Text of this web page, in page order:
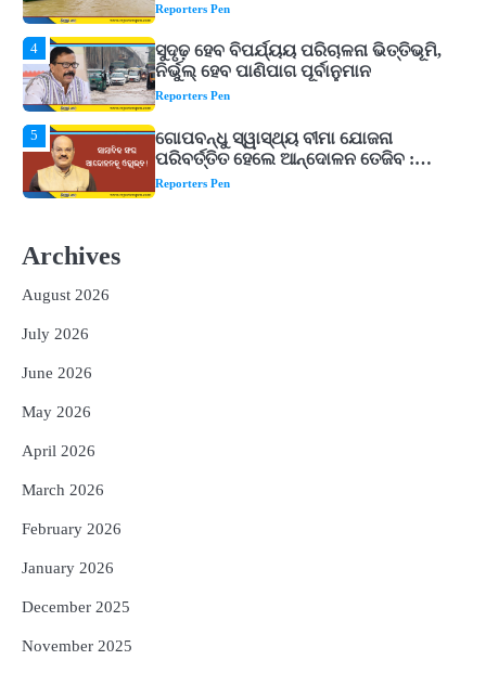
Reporters Pen
5
ଗୋପବନ୍ଧୁ ସ୍ୱାସ୍ଥ୍ୟ ବୀମା ଯୋଜନା
ପରିବର୍ତ୍ତିତ ହେଲେ ଆନ୍ଦୋଳନ ତେଜିବ :
ଉତ୍କଳ ସାମ୍ବାଦିକ ସଂଘ
Reporters Pen
1
Shiva Mantras Sawan 2026: ଶ୍ରାବଣରେ
ନିୟମିତ ଜପ କରନ୍ତୁ ଭଗବାନ ଶିବଙ୍କ ଏହି
୩ଟି ଶକ୍ତିଶାଳୀ ମନ୍ତ୍ର, ଦୂର ହୋଇପାରେ
ଆର୍ଥିକ ସଙ୍କଟ
Reporters Pen
5
Archives
August 2026
July 2026
June 2026
May 2026
April 2026
March 2026
February 2026
January 2026
December 2025
November 2025